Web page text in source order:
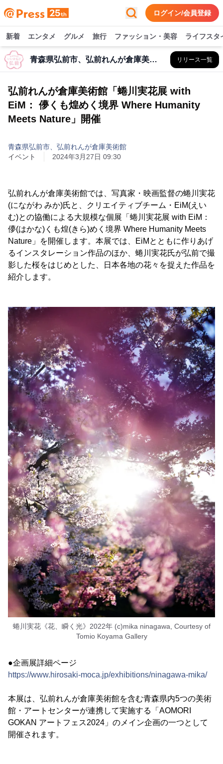
ログイン/会員登録
新着 エンタメ グルメ 旅行 ファッション・美容 ライフスタ
青森県弘前市、弘前れんが倉庫美術館 リリース一覧
弘前れんが倉庫美術館「蜷川実花展 with
EiM： 儚くも煌めく境界 Where Humanity
Meets Nature」開催
青森県弘前市、弘前れんが倉庫美術館
イベント
2024年3月27日 09:30
弘前れんが倉庫美術館では、写真家・映画監督の蜷川実花
(にながわ みか)氏と、クリエイティブチーム・EiM(えい
む)との協働による大規模な個展「蜷川実花展 with EiM：
儚(はかな)くも煌(きら)めく境界 Where Humanity Meets
Nature」を開催します。本展では、EiMとともに作りあげ
るインスタレーション作品のほか、蜷川実花氏が弘前で撮
影した桜をはじめとした、日本各地の花々を捉えた作品を
紹介します。
蜷川実花《花、瞬く光》2022年 (c)mika ninagawa, Courtesy of
Tomio Koyama Gallery
●企画展詳細ページ
https://www.hirosaki-moca.jp/exhibitions/ninagawa-mika/
本展は、弘前れんが倉庫美術館を含む青森県内5つの美術
館・アートセンターが連携して実施する「AOMORI
GOKAN アートフェス2024」のメイン企画の一つとして
開催されます。